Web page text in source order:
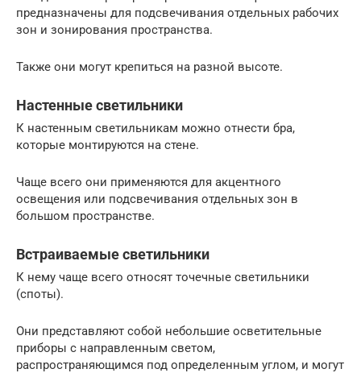
предназначены для подсвечивания отдельных рабочих
зон и зонирования пространства.
Также они могут крепиться на разной высоте.
Настенные светильники
К настенным светильникам можно отнести бра,
которые монтируются на стене.
Чаще всего они применяются для акцентного
освещения или подсвечивания отдельных зон в
большом пространстве.
Встраиваемые светильники
К нему чаще всего относят точечные светильники
(споты).
Они представляют собой небольшие осветительные
приборы с направленным светом,
распространяющимся под определенным углом, и могут